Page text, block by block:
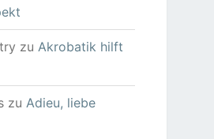
zu Akrobatik hilft
zu Adieu, liebe